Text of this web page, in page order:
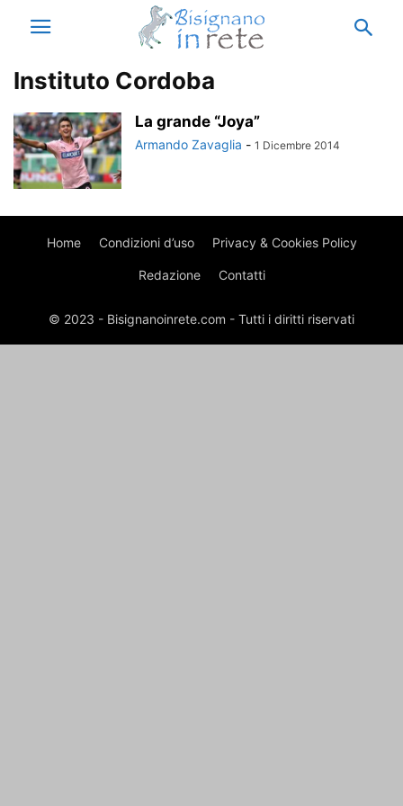
Instituto Cordoba
La grande “Joya”
Armando Zavaglia - 1 Dicembre 2014
Home Condizioni d’uso Privacy & Cookies Policy
Redazione Contatti
© 2023 - Bisignanoinrete.com - Tutti i diritti riservati